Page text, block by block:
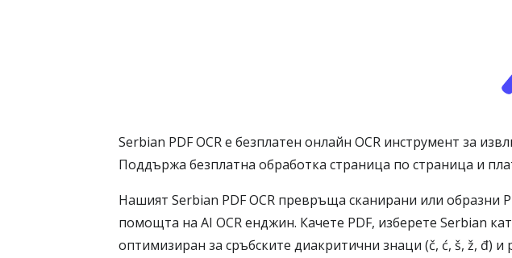
Serbian PDF OCR е безплатен онлайн OCR инструмент за
Поддържа безплатна обработка страница по страница и
Нашият Serbian PDF OCR превръща сканирани или образни
помощта на AI OCR енджин. Качете PDF, изберете Serbian
оптимизиран за сръбските диакритични знаци (č, ć, š, ž, đ)